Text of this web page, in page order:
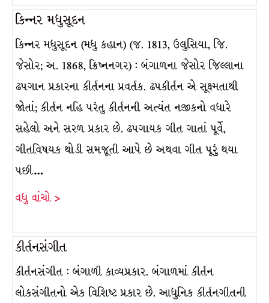
કિન્નર મધુસૂદન
કિન્નર મધુસૂદન (મધુ કહાન) (જ. 1813, ઉલુસિયા, જિ.
જેસોર; અ. 1868, ક્રિષ્નનગર) : બંગાળના જેસોર જિલ્લાના
ઢપગાન પ્રકારના કીર્તનના પ્રવર્તક. ઢપકીર્તન એ સૂક્ષ્મતાથી
જોતાં; કીર્તન નહિ પરંતુ કીર્તનની અત્યંત નજીકનો વધારે
સહેલો અને સરળ પ્રકાર છે. ઢપગાયક ગીત ગાતાં પૂર્વે,
ગીતવિષયક થોડી સમજૂતી આપે છે અથવા ગીત પૂરું થયા
પછી…
વધુ વાંચો >
કીર્તનસંગીત
કીર્તનસંગીત : બંગાળી કાવ્યપ્રકાર. બંગાળમાં કીર્તન
લોકસંગીતનો એક વિશિષ્ટ પ્રકાર છે. આધુનિક કીર્તનગીતની